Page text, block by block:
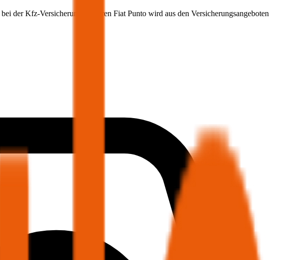
der Kfz-Versicherung für Ihren Fiat Punto wird aus den Versicherungsangeboten